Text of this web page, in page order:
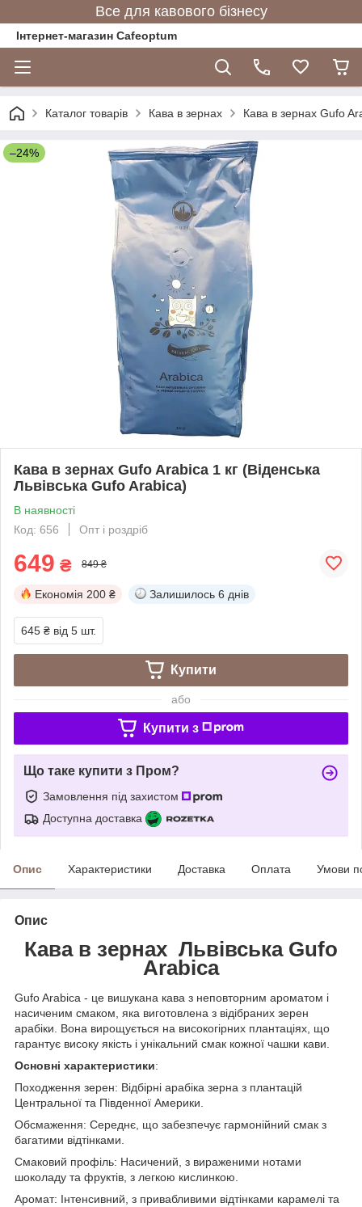
Все для кавового бізнесу
Інтернет-магазин Cafeoptum
Каталог товарів Кава в зернах Кава в зернах Gufo
–24%
Кава в зернах Gufo Arabica 1 кг (Віденська
Львівська Gufo Arabica)
В наявності
Код: 656
Опт і роздріб
649 ₴ 849 ₴
Економія 200 ₴ Залишилось 6 днів
645 ₴ від 5 шт.
Купити
або
Купити з
Що таке купити з Пром?
Замовлення під захистом
Доступна доставка
Опис Характеристики Доставка Оплата Умови
Опис
Кава в зернах Львівська Gufo
Arabica
Gufo Arabica - це вишукана кава з неповторним ароматом і
насиченим смаком, яка виготовлена з відібраних зерен
арабіки. Вона вирощується на високогірних плантаціях, що
гарантує високу якість і унікальний смак кожної чашки кави.
Основні характеристики:
Походження зерен: Відбірні арабіка зерна з плантацій
Центральної та Південної Америки.
Обсмаження: Середнє, що забезпечує гармонійний смак з
багатими відтінками.
Смаковий профіль: Насичений, з вираженими нотами
шоколаду та фруктів, з легкою кислинкою.
Аромат: Інтенсивний, з привабливими відтінками карамелі та